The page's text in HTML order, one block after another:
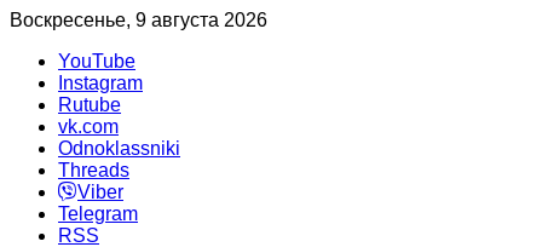
Воскресенье, 9 августа 2026
YouTube
Instagram
Rutube
vk.com
Odnoklassniki
Threads
Viber
Telegram
RSS